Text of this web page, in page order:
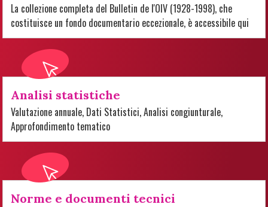
La collezione completa del Bulletin de l'OIV (1928-1998), che
costituisce un fondo documentario eccezionale, è accessibile qui
Analisi statistiche
Valutazione annuale, Dati Statistici, Analisi congiunturale,
Approfondimento tematico
Norme e documenti tecnici